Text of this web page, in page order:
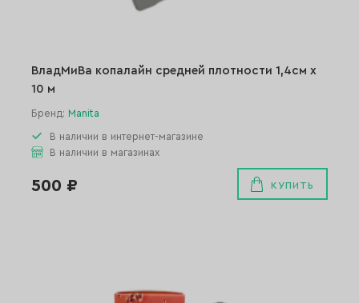
ВладМиВа копалайн средней плотности 1,4см х
10 м
Бренд: Manita
В наличии в интернет-магазине
В наличии в магазинах
500 ₽ КУПИТЬ